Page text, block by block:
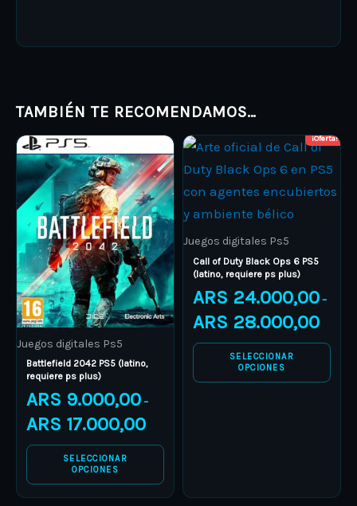
TAMBIÉN TE RECOMENDAMOS…
Juegos digitales Ps5
Battlefield 2042 PS5 (latino,
requiere ps plus)
ARS 9.000,00 –
ARS 17.000,00
range:
ARS 9.000,00
through
ARS 17.000,00
SELECCIONAR
OPCIONES
This
product
has
multiple
variants.
The
options
may
be
chosen
on
the
product
¡Oferta!
Juegos digitales Ps5
Call of Duty Black Ops 6 PS5
(latino, requiere ps plus)
ARS 24.000,00 –
ARS 28.000,00
Price
range:
ARS
ARS
SELECCIONAR
OPCIONES
This
product
has
multiple
variants.
The
options
may
be
chosen